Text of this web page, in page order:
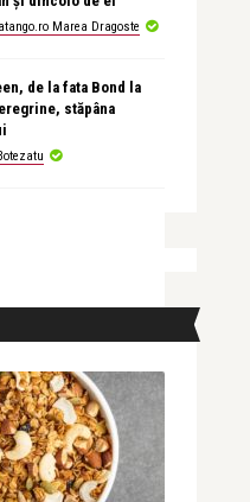
Marea Dragoste
de la fata Bond la
stăpâna